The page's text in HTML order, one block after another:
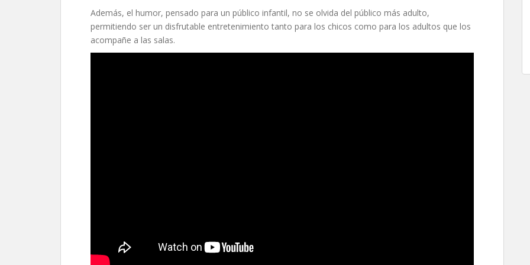
Además, el humor, pensado para un público infantil, no se olvida del público más adulto,
permitiendo ser un disfrutable entretenimiento tanto para los chicos como para los adultos que los
acompañe a las salas.